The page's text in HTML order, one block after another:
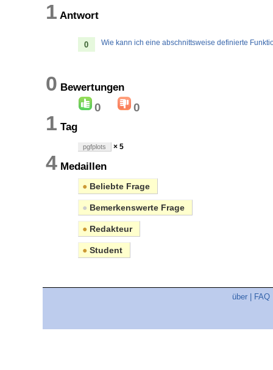
1 Antwort
0 Wie kann ich eine abschnittsweise definierte
0 Bewertungen
0 0
1 Tag
pgfplots × 5
4 Medaillen
● Beliebte Frage
● Bemerkenswerte Frage
● Redakteur
● Student
über FAQ